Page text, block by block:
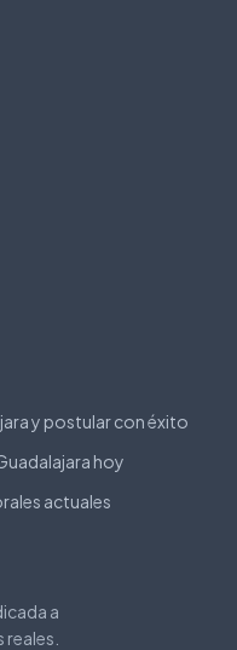
y postular con éxito
hoy
actuales
a